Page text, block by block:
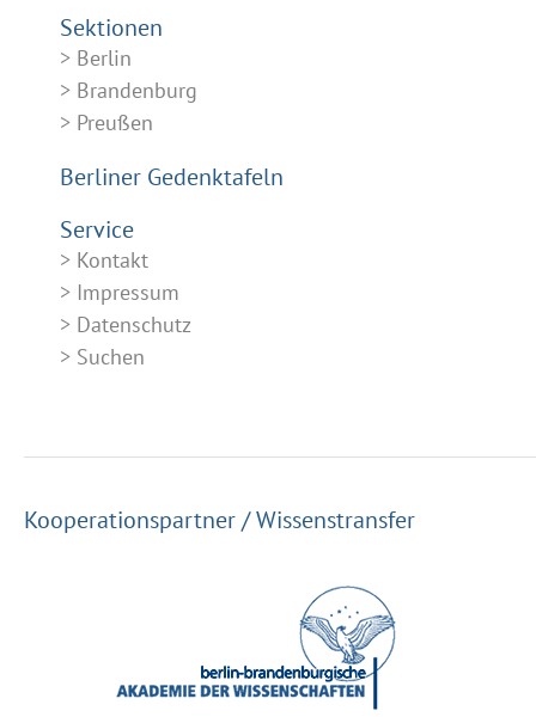
Sektionen
Berlin
Brandenburg
Preußen
Berliner Gedenktafeln
Service
Kontakt
Impressum
Datenschutz
Suchen
Kooperationspartner / Wissenstransfer